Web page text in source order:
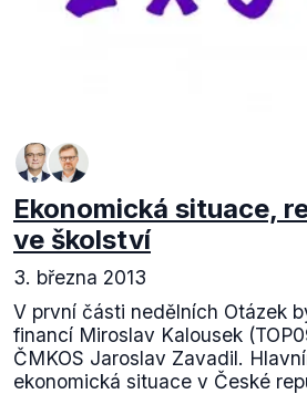
Ekonomická situace,
ve školství
3. března 2013
V první části nedělních Otázek
financí Miroslav Kalousek
ČMKOS Jaroslav Zavadil.
ekonomická situace v České